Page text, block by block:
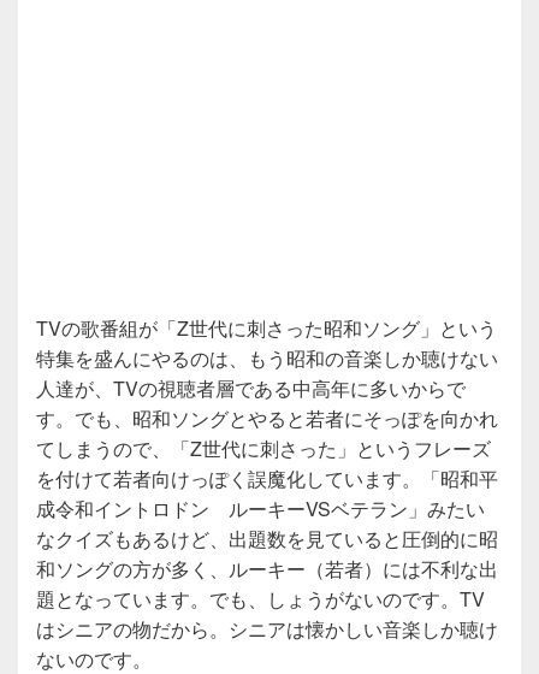
TVの歌番組が「Z世代に刺さった昭和ソング」という
特集を盛んにやるのは、もう昭和の音楽しか聴けない
人達が、TVの視聴者層である中高年に多いからで
す。でも、昭和ソングとやると若者にそっぽを向かれ
てしまうので、「Z世代に刺さった」というフレーズ
を付けて若者向けっぽく誤魔化しています。「昭和平
成令和イントロドン ルーキーVSベテラン」みたい
なクイズもあるけど、出題数を見ていると圧倒的に昭
和ソングの方が多く、ルーキー（若者）には不利な出
題となっています。でも、しょうがないのです。TV
はシニアの物だから。シニアは懐かしい音楽しか聴け
ないのです。